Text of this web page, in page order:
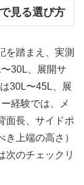
見る選び方
を踏まえ、実測
30L、展開サ
30L〜45L、展
経験では、メ
面長、サイドポ
上端の高さ）
次のチェックリ